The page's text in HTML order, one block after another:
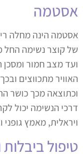
אסטמה
אסטמה הינה מחלה
של קוצר נשימה החל
ועד מצב חמור
האוויר מתכווצים
וכתוצאה מכך כושר
דרכי הנשימה יכול
ויראלית, מאמץ
טיפול ביבלות